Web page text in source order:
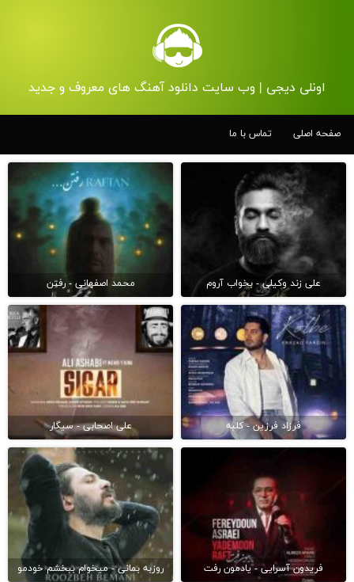
اونلی دیجی | وب سایت دانلود آهنگ های معروف و جدید
صفحه اصلی تماس با ما
علی زند وکیلی - بخواب آروم محمد اصفهانی - رفتن
فرزاد فرزین - کلبه علی اصحابی - سیگار
فریدون آسرایی - یادمون رفت روزبه بمانی - میخوام ببخشم خودمو